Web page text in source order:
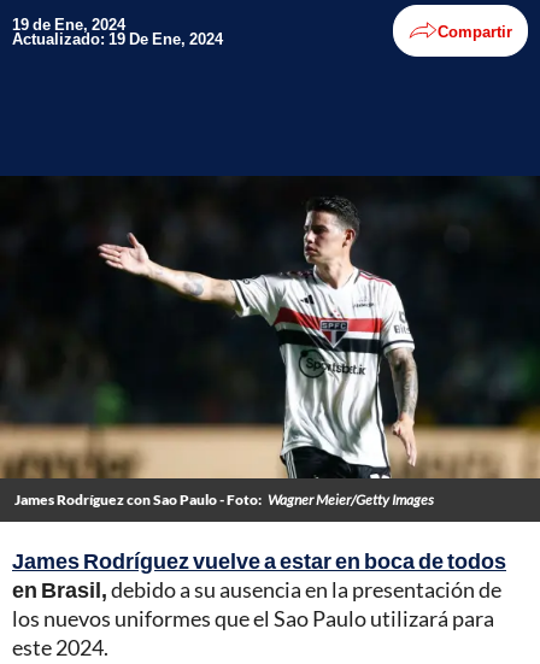
19 de Ene, 2024
Actualizado: 19 De Ene, 2024 Compartir
James Rodríguez con Sao Paulo - Foto: Wagner Meier/Getty Images
James Rodríguez vuelve a estar en boca de todos
en Brasil,debido a su ausencia en la presentación de
los nuevos uniformes que el Sao Paulo utilizará para
este 2024.